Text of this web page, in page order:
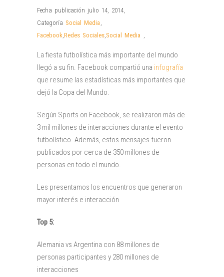
Fecha publicación julio 14, 2014,
Categoría Social Media ,
Facebook,Redes Sociales,Social Media ,
La fiesta futbolística más importante del mundo
llegó a su fin. Facebook compartió una infografía
que resume las estadísticas más importantes que
dejó la Copa del Mundo.
Según Sports on Facebook, se realizaron más de
3 mil millones de interacciones durante el evento
futbolístico. Además, estos mensajes fueron
publicados por cerca de 350 millones de
personas en todo el mundo.
Les presentamos los encuentros que generaron
mayor interés e interacción
Top 5:
Alemania vs Argentina con 88 millones de
personas participantes y 280 millones de
interacciones